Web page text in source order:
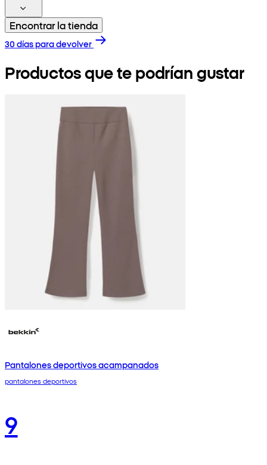
Encontrar la tienda
30 días para devolver
Productos que te podrían gustar
Pantalones deportivos acampanados
pantalones deportivos
9